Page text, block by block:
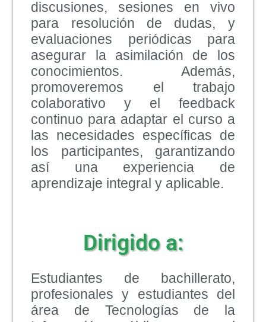
discusiones, sesiones en vivo
para resolución de dudas, y
evaluaciones periódicas para
asegurar la asimilación de los
conocimientos. Además,
promoveremos el trabajo
colaborativo y el feedback
continuo para adaptar el curso a
las necesidades específicas de
los participantes, garantizando
así una experiencia de
aprendizaje integral y aplicable.
Dirigido a:
Estudiantes de bachillerato,
profesionales y estudiantes del
área de Tecnologías de la